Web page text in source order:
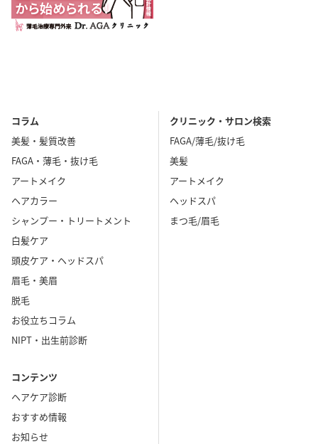
コラム
美髪・髪質改善
FAGA・薄毛・抜け毛
アートメイク
ヘアカラー
シャンプー・トリートメント
白髪ケア
頭皮ケア・ヘッドスパ
眉毛・美眉
脱毛
お役立ちコラム
NIPT・出生前診断
コンテンツ
ヘアケア診断
おすすめ情報
お知らせ
クリニック・サロン検索
FAGA/薄毛/抜け毛
美髪
アートメイク
ヘッドスパ
まつ毛/眉毛